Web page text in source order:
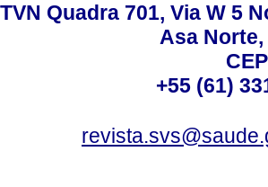
Quadra 701, Via W 5
Asa
+55 (61)